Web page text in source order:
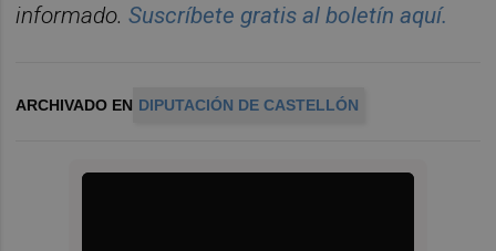
informado. Suscríbete gratis alboletín aquí.
ARCHIVADO EN DIPUTACIÓN DE CASTELLÓN